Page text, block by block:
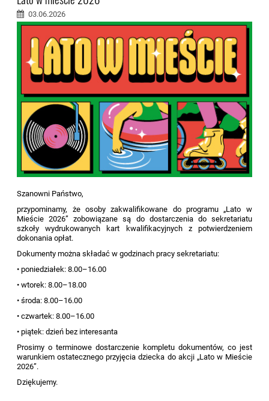
03.06.2026
Szanowni Państwo,
przypominamy, że osoby zakwalifikowane do programu „Lato w
Mieście 2026” zobowiązane są do dostarczenia do sekretariatu
szkoły wydrukowanych kart kwalifikacyjnych z potwierdzeniem
dokonania opłat.
Dokumenty można składać w godzinach pracy sekretariatu:
• poniedziałek: 8.00–16.00
• wtorek: 8.00–18.00
• środa: 8.00–16.00
• czwartek: 8.00–16.00
• piątek: dzień bez interesanta
Prosimy o terminowe dostarczenie kompletu dokumentów, co jest
warunkiem ostatecznego przyjęcia dziecka do akcji „Lato w Mieście
2026”.
Dziękujemy.